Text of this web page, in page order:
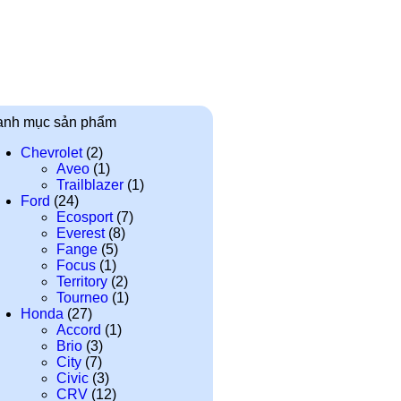
mục sản phẩm
Chevrolet (2)
Aveo (1)
Trailblazer (1)
Ford (24)
Ecosport (7)
Everest (8)
Fange (5)
Focus (1)
Territory (2)
Tourneo (1)
Honda (27)
Accord (1)
Brio (3)
City (7)
Civic (3)
CRV (12)